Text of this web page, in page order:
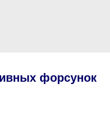
форсунок